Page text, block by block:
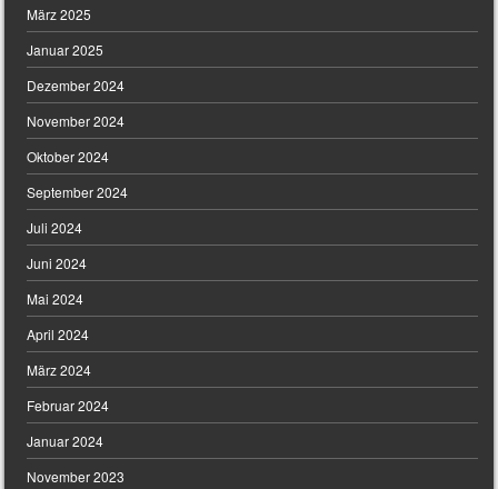
März 2025
Januar 2025
Dezember 2024
November 2024
Oktober 2024
September 2024
Juli 2024
Juni 2024
Mai 2024
April 2024
März 2024
Februar 2024
Januar 2024
November 2023